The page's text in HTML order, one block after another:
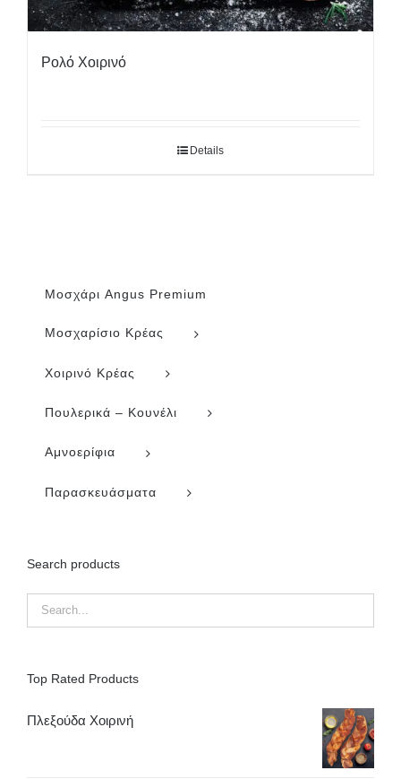
Ρολό Χοιρινό
Details
Μοσχάρι Angus Premium
Μοσχαρίσιο Κρέας
Χοιρινό Κρέας
Πουλερικά – Κουνέλι
Αμνοερίφια
Παρασκευάσματα
Search products
Top Rated Products
Πλεξούδα Χοιρινή